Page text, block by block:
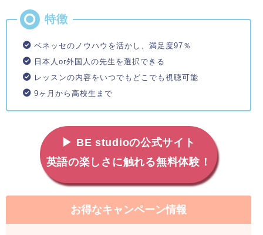
ベネッセのノウハウを活かし、満足度97％
日本人or外国人の先生を選択できる
レッスンの内容をいつでもどこでも視聴可能
9ヶ月から高校生まで
▶ BE studioの公式サイト
英語の楽しさに触れる無料体験！
お得なキャンペーン情報